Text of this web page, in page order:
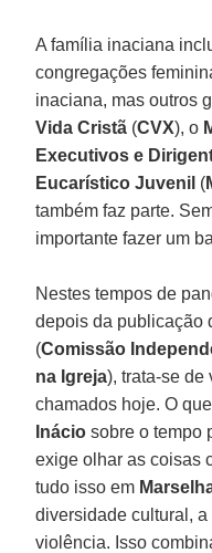
A família inaciana
congregações
inaciana, mas outros
Vida Cristã (CVX), o
Executivos e
Eucarístico Juvenil (
também faz parte.
importante fazer um
Nestes tempos de
depois da publicação
(Comissão
na Igreja), trata-se de
chamados hoje. O
Inácio sobre o tempo
exige olhar as coisas
tudo isso em
diversidade cultural,
violência. Isso